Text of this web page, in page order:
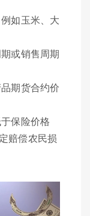
如玉米、大
或销售周期
期货合约价
保险价格
赔偿农民损